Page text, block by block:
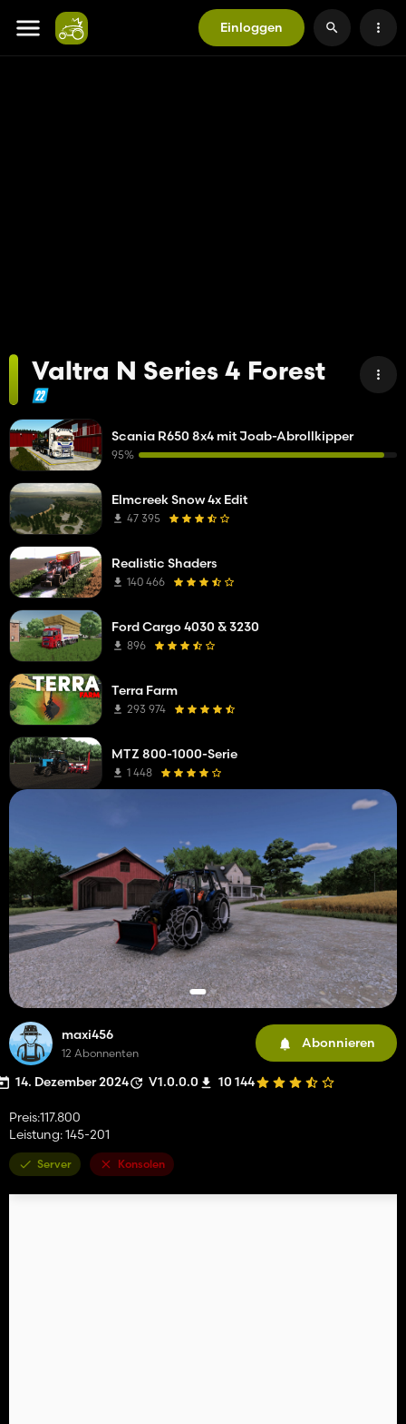
Einloggen
Valtra N Series 4 Forest
maxi456
12 Abonnenten
Abonnieren
14. Dezember 2024 V1.0.0.0 10 144
Preis:117.800
Leistung: 145-201
Server Konsolen
Scania R650 8x4 mit Joab-Abrollkipper
95%
Elmcreek Snow 4x Edit
47 395
Realistic Shaders
140 466
Ford Cargo 4030 & 3230
896
Terra Farm
293 974
MTZ 800-1000-Serie
1 448